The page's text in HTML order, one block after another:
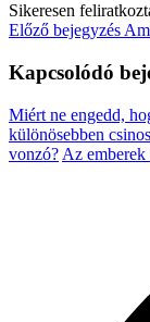
Sikeresen
Előző bejegyzés
Kapcsolódó
Miért ne engedd,
különösebben
vonzó? Az emberek